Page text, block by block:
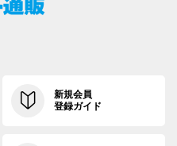
新規会員
登録ガイド